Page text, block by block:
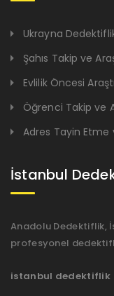
Ukrayna
Şahıs Takip ve
Evlilik Öncesi
Öğrenci Takip ve
Adres Tayin Etme
İstanbul
Anadolu Dedektiflik,
profesyonel
istanbul dedektiflik